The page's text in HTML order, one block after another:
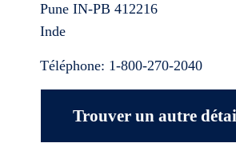
Pune IN-PB 412216
Inde
Téléphone: 1-800-270-2040
Trouver un autre